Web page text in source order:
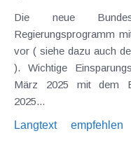
Die neue
Regierungsprogramm
vor ( siehe dazu auch
). Wichtige
März 2025 mit dem
2025...
Langtext
empfehlen